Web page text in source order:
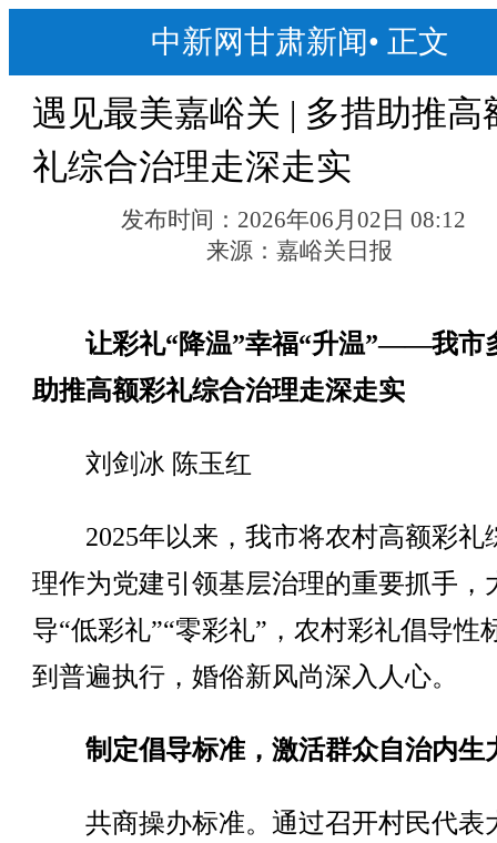
中新网甘肃新闻• 正文
遇见最美嘉峪关 | 多措助推高
礼综合治理走深走实
发布时间： 2026年06月02日 08:12
来源： 嘉峪关日报
让彩礼“降温”幸福“升温”——我市
助推高额彩礼综合治理走深走实
刘剑冰 陈玉红
2025年以来，我市将农村高额彩礼
理作为党建引领基层治理的重要抓手，
导“低彩礼”“零彩礼”，农村彩礼倡导性
到普遍执行，婚俗新风尚深入人心。
制定倡导标准，激活群众自治内生
共商操办标准。通过召开村民代表